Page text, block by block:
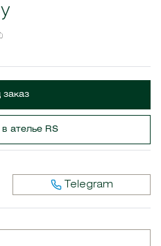
заказ
ателье RS
Telegram